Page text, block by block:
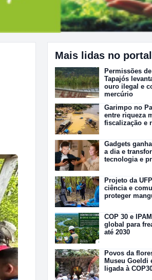
Mais lidas no portal
Permissões
Tapajós
ouro ilegal e
mercúrio
Garimpo no
entre riqueza
fiscalização e
Gadgets
a dia e
tecnologia e
Projeto da
ciência e
proteger
COP 30 e
global para
até 2030
Povos da
Museu Goeldi
ligada à